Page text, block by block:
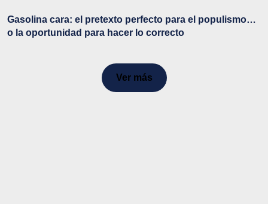
Gasolina cara: el pretexto perfecto para el populismo…
o la oportunidad para hacer lo correcto
Ver más